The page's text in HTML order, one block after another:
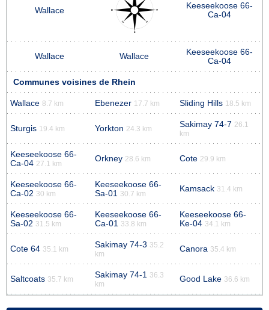
Wallace
Keeseekoose 66-
Ca-04
Wallace Wallace
Keeseekoose 66-
Ca-04
Communes voisines de Rhein
Wallace 8.7 km Ebenezer 17.7 km Sliding Hills 18.5 km
Sturgis 19.4 km Yorkton 24.3 km Sakimay 74-7 26.1
km
Keeseekoose 66-
Ca-04 27.1 km
Orkney 28.6 km Cote 29.9 km
Keeseekoose 66-
Ca-02 30 km
Keeseekoose 66-
Sa-01
30.7 km
Kamsack 31.4 km
Keeseekoose 66-
Sa-02 31.5 km
Keeseekoose 66-
Ca-01
33.8 km
Keeseekoose 66-
Ke-04 34.1 km
Cote 64 35.1 km Sakimay 74-3 35.2
km
Canora 35.4 km
Saltcoats 35.7 km Sakimay 74-1
36.3
km
Good Lake 36.6 km